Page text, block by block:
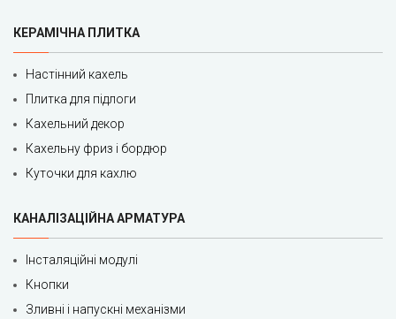
КЕРАМІЧНА ПЛИТКА
Настінний кахель
Плитка для підлоги
Кахельний декор
Кахельну фриз і бордюр
Куточки для кахлю
КАНАЛІЗАЦІЙНА АРМАТУРА
Інсталяційні модулі
Кнопки
Зливні і напускні механізми